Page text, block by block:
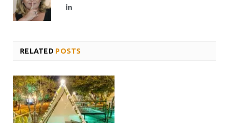
LinkedIn
RELATED POSTS